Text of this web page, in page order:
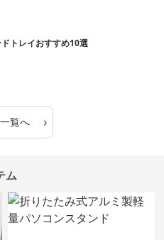
トレイおすすめ10選
覧へ ›
ム